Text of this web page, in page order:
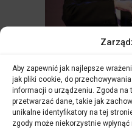
Aby zapewnić jak najlepsze
jak pliki cookie, do
informacji o urządzeniu. Zgoda na
przetwarzać dane, takie jak
unikalne identyfikatory na tej
zgody może niekorzystnie
przewodniczący